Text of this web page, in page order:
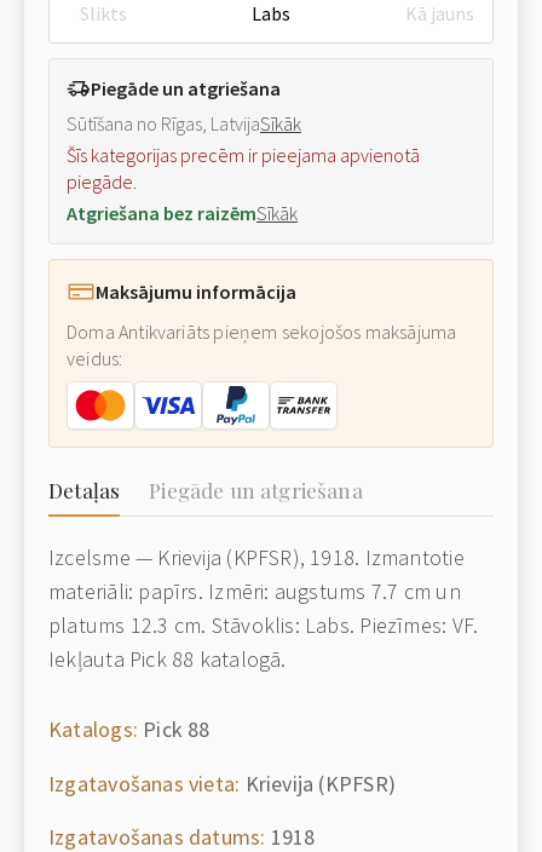
Slikts Labs Kā jauns
Piegāde un atgriešana
Sūtīšana no Rīgas, LatvijaSīkāk
Šīs kategorijas precēm ir pieejama apvienotā
piegāde.
Atgriešana bez raizēmSīkāk
Maksājumu informācija
Doma Antikvariāts pieņem sekojošos maksājuma
veidus:
Detaļas Piegāde un atgriešana
Izcelsme — Krievija (KPFSR), 1918. Izmantotie
materiāli: papīrs. Izmēri: augstums 7.7 cm un
platums 12.3 cm. Stāvoklis: Labs. Piezīmes: VF.
Iekļauta Pick 88 katalogā.
Katalogs: Pick 88
Izgatavošanas vieta: Krievija (KPFSR)
Izgatavošanas datums: 1918